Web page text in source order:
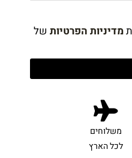
מדיניות הפרטיות של
משלוחים
לכל הארץ